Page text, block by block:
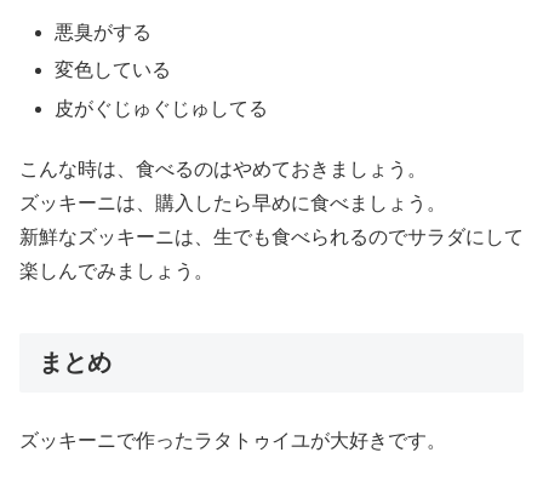
悪臭がする
変色している
皮がぐじゅぐじゅしてる
こんな時は、食べるのはやめておきましょう。
ズッキーニは、購入したら早めに食べましょう。
新鮮なズッキーニは、生でも食べられるのでサラダにして
楽しんでみましょう。
まとめ
ズッキーニで作ったラタトゥイユが大好きです。